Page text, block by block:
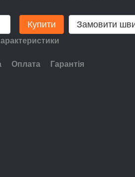
Купити Замовити
Оплата Гарантія